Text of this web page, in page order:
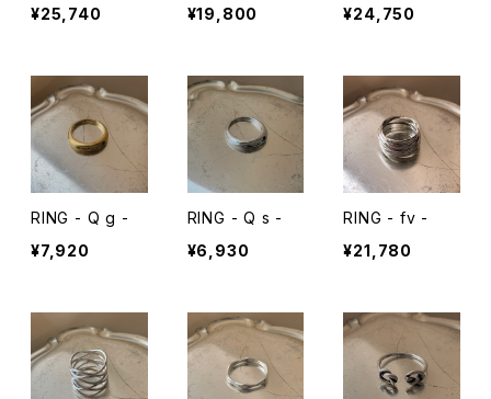
¥25,740
¥19,800
¥24,750
RING - Q g -
¥7,920
RING - Q s -
¥6,930
RING - fv -
¥21,780